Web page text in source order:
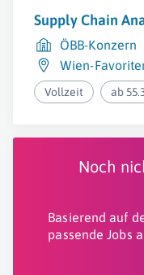
Supply Chain
ÖBB-Konzern
Wien-
Vollzeit ab
Noch
Basierend auf
passende Jobs